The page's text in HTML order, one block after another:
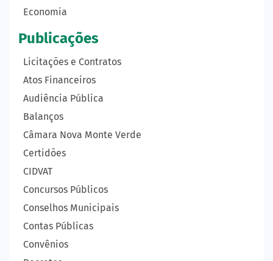
Economia
Publicações
Licitações e Contratos
Atos Financeiros
Audiência Pública
Balanços
Câmara Nova Monte Verde
Certidões
CIDVAT
Concursos Públicos
Conselhos Municipais
Contas Públicas
Convênios